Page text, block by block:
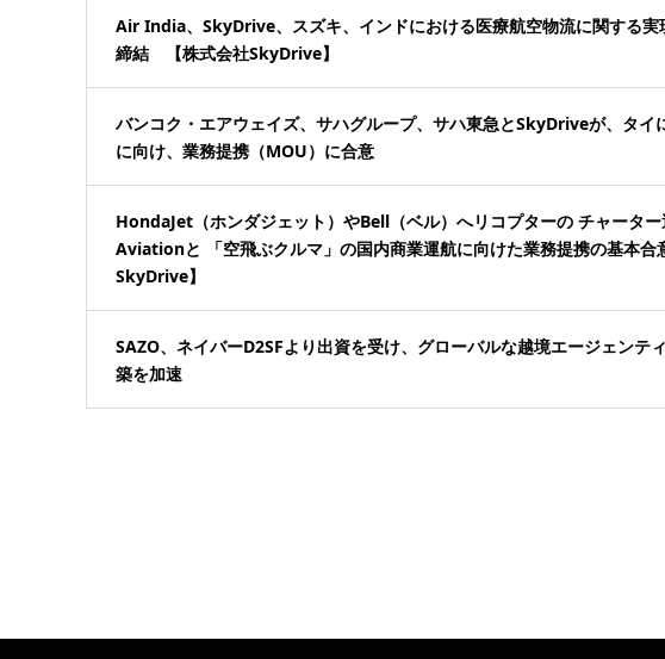
Air India、SkyDrive、スズキ、インドにおける医療航空物流に関する
締結 【株式会社SkyDrive】
バンコク・エアウェイズ、サハグループ、サハ東急とSkyDriveが、タイ
に向け、業務提携（MOU）に合意
HondaJet（ホンダジェット）やBell（ベル）へリコプターの チャータ
Aviationと 「空飛ぶクルマ」の国内商業運航に向けた業務提携の基本
SkyDrive】
SAZO、ネイバーD2SFより出資を受け、グローバルな越境エージェンテ
築を加速